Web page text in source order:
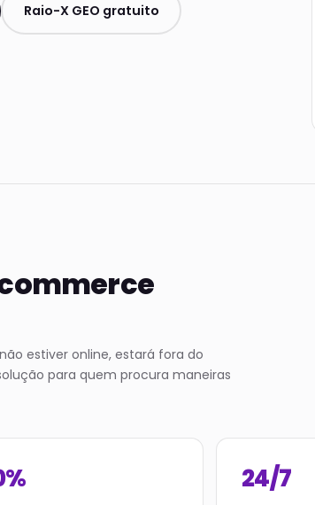
Raio-X GEO gratuito
estiver online, estará fora do
para quem procura maneiras
24/7